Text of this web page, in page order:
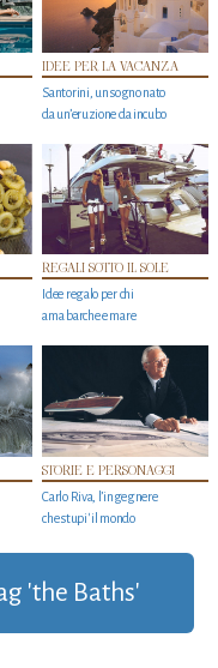
IDEE PER LA VACANZA
Santorini, un sogno nato
da un’eruzione da incubo
REGALI SOTTO IL SOLE
Idee regalo per chi
ama barche e mare
STORIE E PERSONAGGI
Carlo Riva, l’ingegnere
che stupi' il mondo
'the Baths'